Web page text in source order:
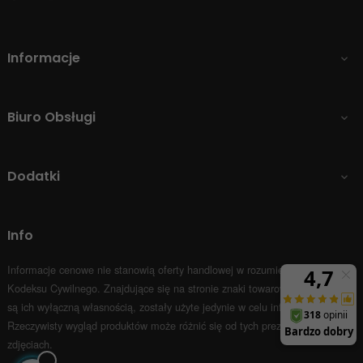
Informacje 
Biuro Obsługi 
Dodatki 
Info
Informacje cenowe nie stanowią oferty handlowej w rozumieniu Art.66 par.1
Kodeksu Cywilnego. Znajdujące się na stronie znaki towarowe i nazwy firm
są ich wyłączną własnością, zostały użyte jedynie w celu informacyjnym.
Rzeczywisty wygląd produktów może różnić się od tych prezentowanych na
zdjęciach.